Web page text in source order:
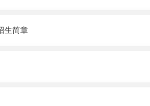
生简章